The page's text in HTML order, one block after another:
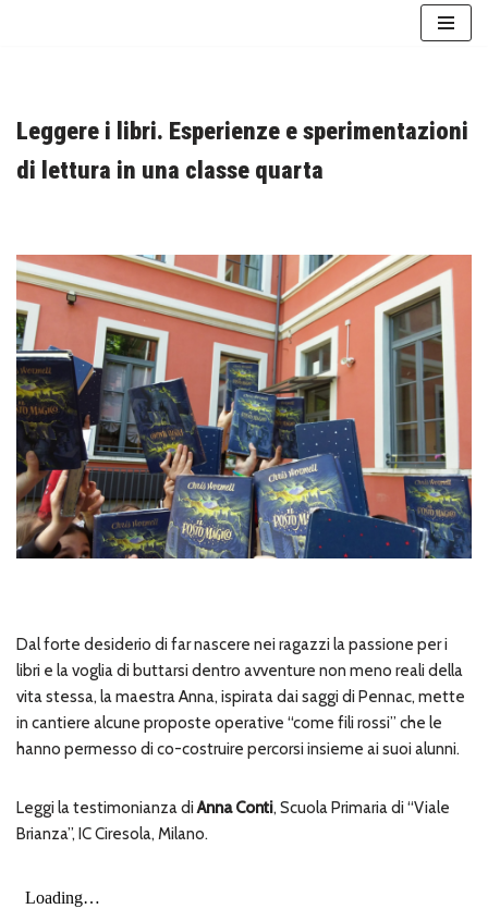
Leggere i libri. Esperienze e sperimentazioni
di lettura in una classe quarta
Dal forte desiderio di far nascere nei ragazzi la passione per i
libri e la voglia di buttarsi dentro avventure non meno reali della
vita stessa, la maestra Anna, ispirata dai saggi di Pennac, mette
in cantiere alcune proposte operative “come fili rossi” che le
hanno permesso di co-costruire percorsi insieme ai suoi alunni.
Leggi la testimonianza diAnna Conti, Scuola Primaria di “Viale
Brianza”, IC Ciresola, Milano.